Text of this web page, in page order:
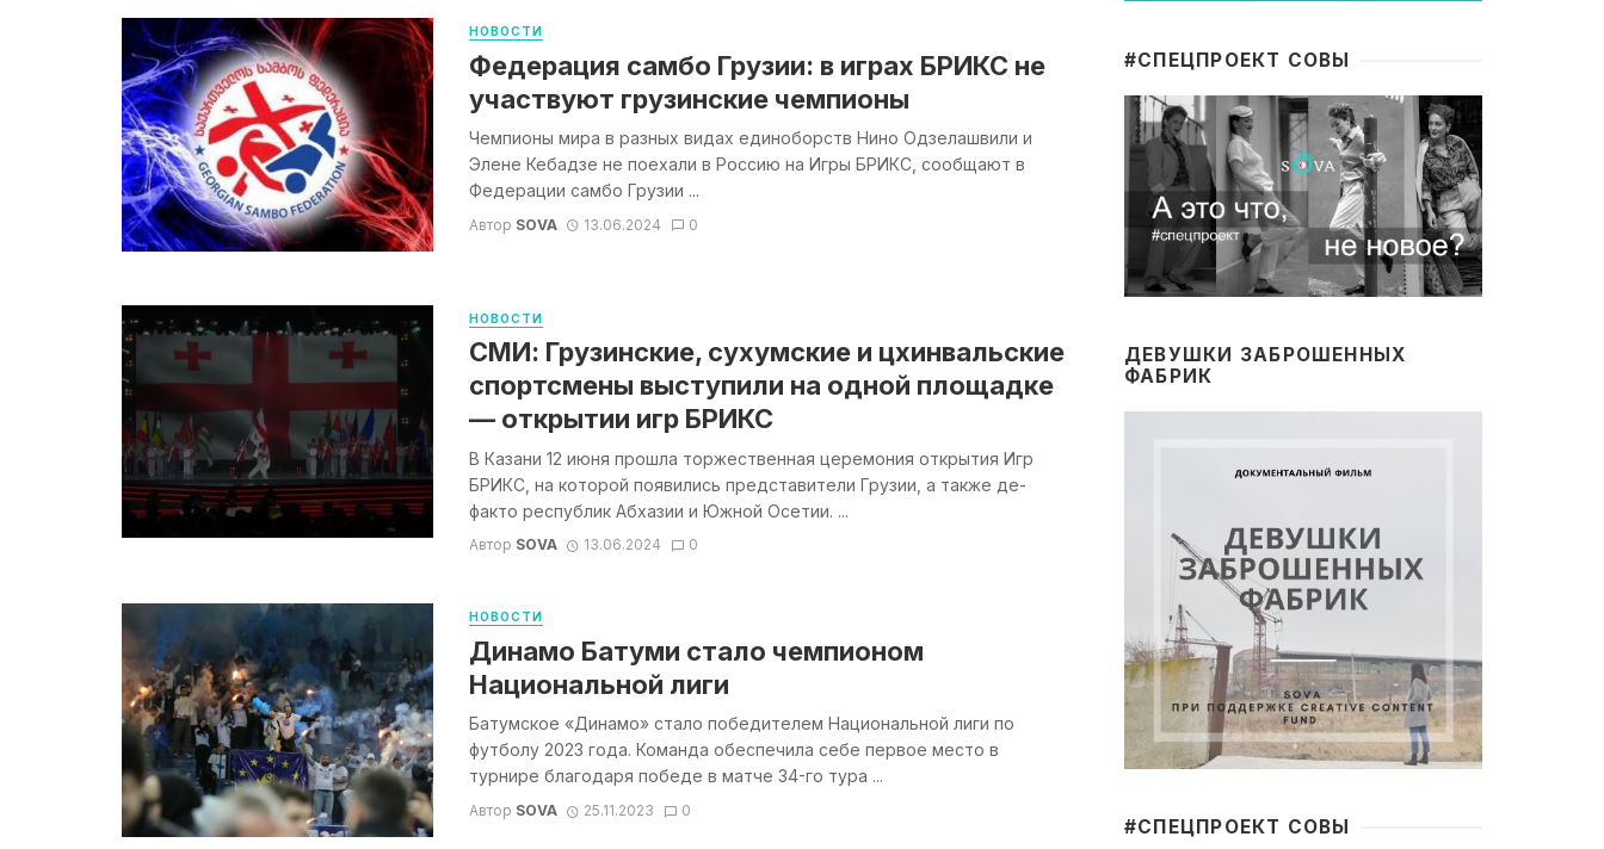
НОВОСТИ
Федерация самбо Грузии: в играх БРИКС не
участвуют грузинские чемпионы
Чемпионы мира в разных видах единоборств Нино Одзелашвили и
Элене Кебадзе не поехали в Россию на Игры БРИКС, сообщают в
Федерации самбо Грузии ...
Автор SOVA 13.06.2024 0
НОВОСТИ
СМИ: Грузинские, сухумские и цхинвальские
спортсмены выступили на одной площадке
— открытии игр БРИКС
В Казани 12 июня прошла торжественная церемония открытия Игр
БРИКС, на которой появились представители Грузии, а также де-
факто республик Абхазии и Южной Осетии. ...
Автор SOVA 13.06.2024 0
НОВОСТИ
Динамо Батуми стало чемпионом
Национальной лиги
Батумское «Динамо» стало победителем Национальной лиги по
футболу 2023 года. Команда обеспечила себе первое место в
турнире благодаря победе в матче 34-го тура ...
Автор SOVA 25.11.2023 0
#CПЕЦПРОЕКТ СОВЫ
ДЕВУШКИ ЗАБРОШЕННЫХ
ФАБРИК
#CПЕЦПРОЕКТ СОВЫ